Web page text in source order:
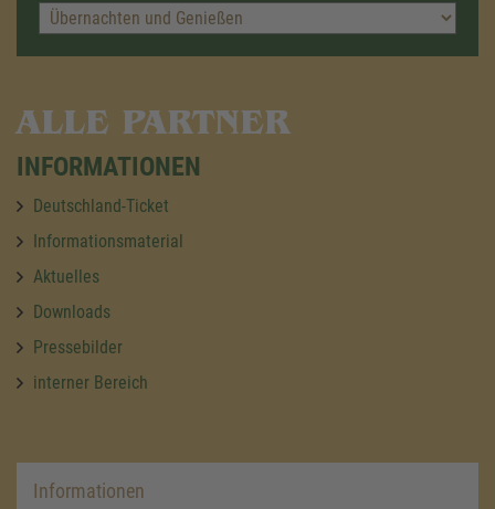
ALLE PARTNER
INFORMATIONEN
Deutschland-Ticket
Informationsmaterial
Aktuelles
Downloads
Pressebilder
interner Bereich
Informationen